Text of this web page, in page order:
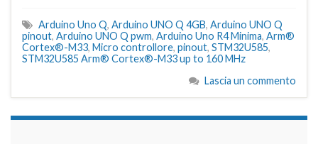
Arduino Uno Q, Arduino UNO Q 4GB, Arduino UNO Q
pinout, Arduino UNO Q pwm, Arduino Uno R4 Minima, Arm®
Cortex®-M33, Micro controllore, pinout, STM32U585,
STM32U585 Arm® Cortex®-M33 up to 160 MHz
Lascia un commento